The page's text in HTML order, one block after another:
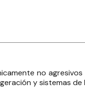
no
y sistemas de